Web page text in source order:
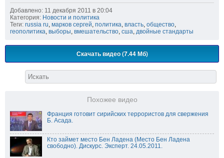
Добавлено: 11 декабря 2011 в 20:04
Категория: Новости и политика
Теги: russia ru, марков сергей, политика, власть, общество,
геополитика, выборы, вмешательство, сша, двойные стандарты
Скачать видео (7.44 Мб)
Похожее видео
Франция готовит сирийских террористов для свержения
Б. Асада.
Кто займет место Бен Ладена (Место Бен Ладена
свободно). Дискурс. Эксперт. 24.05.2011.